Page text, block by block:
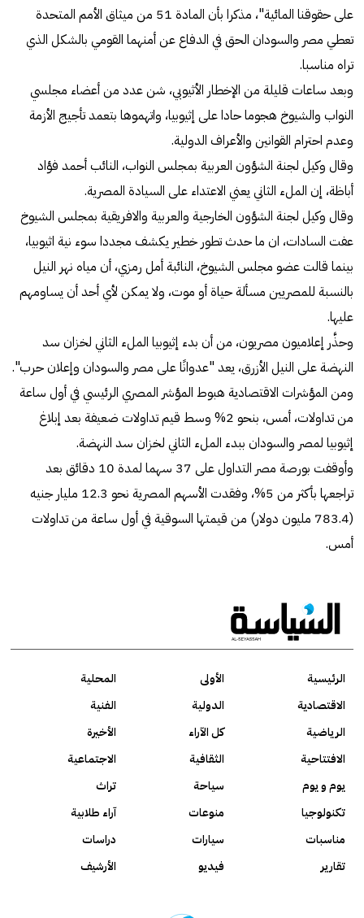
على حقوقنا المائية"، مذكرا بأن المادة 51 من ميثاق الأمم المتحدة
تعطي مصر والسودان الحق في الدفاع عن أمنهما القومي بالشكل الذي
تراه مناسبا.
وبعد ساعات قليلة من الإخطار الأثيوبي، شن عدد من أعضاء مجلسي
النواب والشيوخ هجوما حادا على إثيوبيا، واتهموها بتعمد تأجيج الأزمة
وعدم احترام القوانين والأعراف الدولية.
وقال وكيل لجنة الشؤون العربية بمجلس النواب، النائب أحمد فؤاد
أباظة، إن الملء الثاني يعني الاعتداء على السيادة المصرية.
وقال وكيل لجنة الشؤون الخارجية والعربية والافريقية بمجلس الشيوخ
عفت السادات، ان ما حدث تطور خطير يكشف مجددا سوء نية اثيوبيا،
بينما قالت عضو مجلس الشيوخ، النائبة أمل رمزي، أن مياه نهر النيل
بالنسبة للمصريين مسألة حياة أو موت، ولا يمكن لأي أحد أن يساومهم
عليها.
وحذَّر إعلاميون مصريون، من أن بدء إثيوبيا الملء الثاني لخزان سد
النهضة على النيل الأزرق، يعد "عدوانًا على مصر والسودان وإعلان حرب".
ومن المؤشرات الاقتصادية هبوط المؤشر المصري الرئيسي في أول ساعة
من تداولات، أمس، بنحو 2% وسط قيم تداولات ضعيفة بعد إبلاغ
إثيوبيا لمصر والسودان ببدء الملء الثاني لخزان سد النهضة.
وأوقفت بورصة مصر التداول على 37 سهما لمدة 10 دقائق بعد
تراجعها بأكثر من 5%، وفقدت الأسهم المصرية نحو 12.3 مليار جنيه
(783.4 مليون دولار) من قيمتها السوقية في أول ساعة من تداولات
أمس.
الرئيسية الأولى
المحلية
الاقتصادية
الدولية
الفنية
الرياضية
كل الآراء
الأخيرة
الافتتاحية
الثقافية
الاجتماعية
يوم و يوم
سياحة
تراث
تكنولوجيا
منوعات
آراء طلابية
مناسبات
سيارات
دراسات
تقارير
فيديو الأرشيف